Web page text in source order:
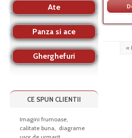
«
Ate
Panza si ace
Gherghefuri
CE SPUN CLIENTII
Imagini frumoase,
calitate buna, diagrame